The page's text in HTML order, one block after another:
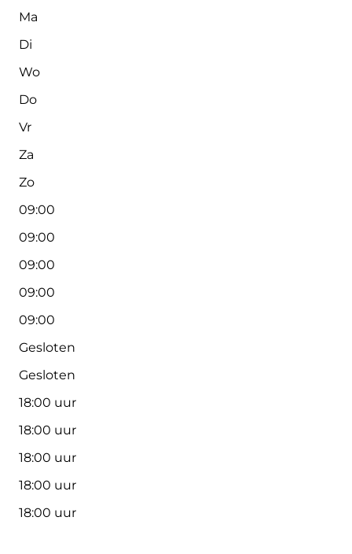
Ma
Di
Wo
Do
Vr
Za
Zo
09:00
09:00
09:00
09:00
09:00
Gesloten
Gesloten
18:00 uur
18:00 uur
18:00 uur
18:00 uur
18:00 uur